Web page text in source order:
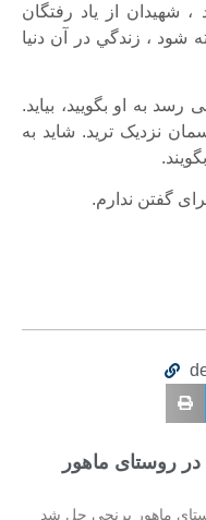
شهيدان از ياد رفتگان
شود ، زندگي در آن دنيا
به او بگویید، بیاید.
نزدیک ترید. شاید به
گفتن ندارم.
روستای ماهور
ماهور برنجی حل شد